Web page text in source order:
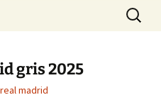
Buscar:
gris 2025
madrid